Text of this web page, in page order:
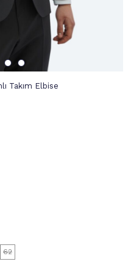
Takım Elbise
62